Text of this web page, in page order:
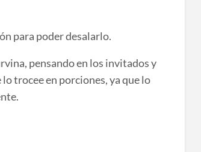
para poder desalarlo.
pensando en los invitados y
trocee en porciones, ya que lo